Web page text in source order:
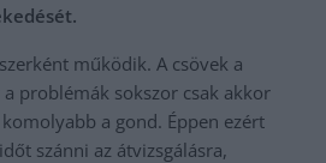
működik. A csövek a
problémák sokszor csak akkor
a gond. Éppen ezért
szánni az átvizsgálásra,